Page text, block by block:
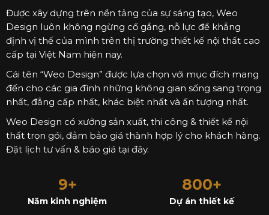
Được xây dựng trên nền tảng của sự sáng tạo, Weo
Design luôn không ngừng cố gắng, nỗ lực để khẳng
định vị thế của mình trên thị trường thiết kế nội thất cao
cấp tại Việt Nam hiện nay.
Cái tên “Weo Design” được lựa chọn với mục đích mang
đến cho các gia đình những không gian sống sang trọng
nhất, đẳng cấp nhất, khác biệt nhất và ấn tượng nhất.
Weo Design có xưởng sản xuất, thi công & thiết kế nội
thất trọn gói, đảm bảo giá thành hợp lý cho khách hàng.
Đặt lịch tư vấn & báo giá tại đây.
9+
Năm kinh nghiệm
800+
Dự án thiết kế